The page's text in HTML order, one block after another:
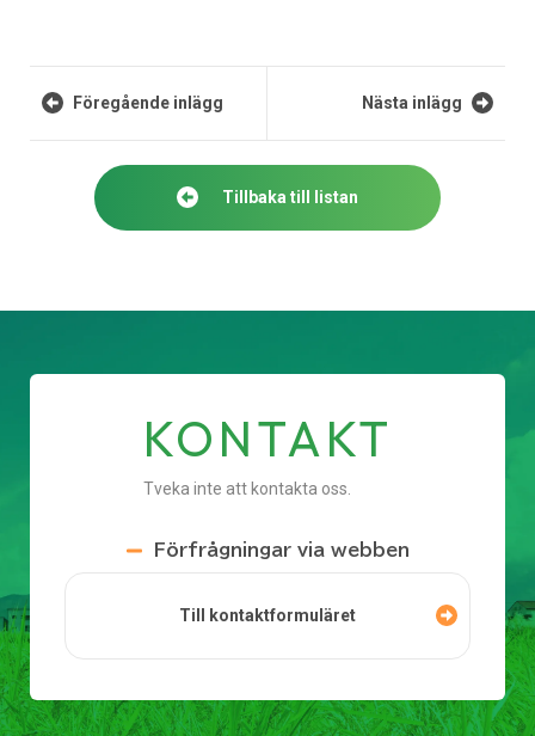
Föregående inlägg Nästa inlägg
Tillbaka till listan
KONTAKT
Tveka inte att kontakta oss.
Förfrågningar via webben
Till kontaktformuläret